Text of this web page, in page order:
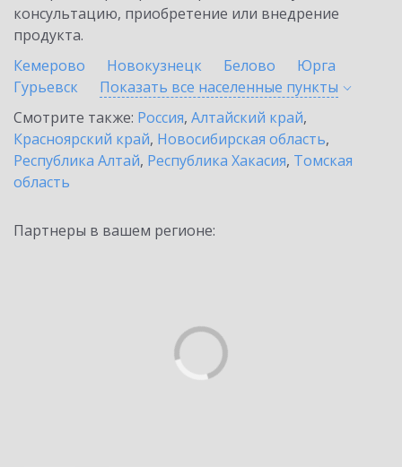
консультацию, приобретение или внедрение
продукта.
Кемерово
Новокузнецк Белово
Юрга
Гурьевск
Показать все населенные пункты
Смотрите также: Россия, Алтайский край,
Красноярский край, Новосибирская область,
Республика Алтай, Республика Хакасия, Томская
область
Партнеры в вашем регионе: